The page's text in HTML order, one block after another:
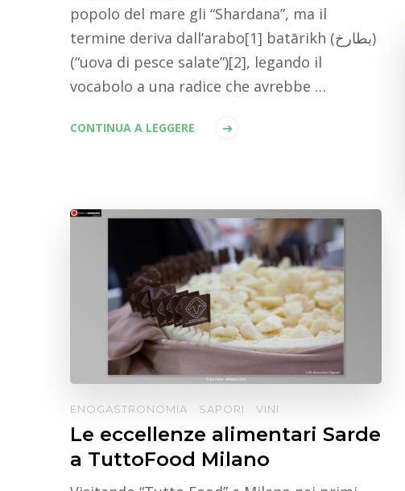
popolo del mare gli “Shardana”, ma il
termine deriva dall’arabo[1] batārikh (بطارخ)
(“uova di pesce salate”)[2], legando il
vocabolo a una radice che avrebbe …
CONTINUA A LEGGERE
ENOGASTRONOMIA SAPORI VINI
Le eccellenze alimentari Sarde
a TuttoFood Milano